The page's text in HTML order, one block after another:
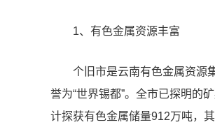
1、有色金属资源丰富
个旧市是云南有色金属资源
誉为“世界锡都”。全市已探明的
计探获有色金属储量912万吨，